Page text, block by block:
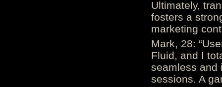
Ultimately,
fosters a
marketing
Mark, 28:
Fluid, and I
seamless and
sessions. A